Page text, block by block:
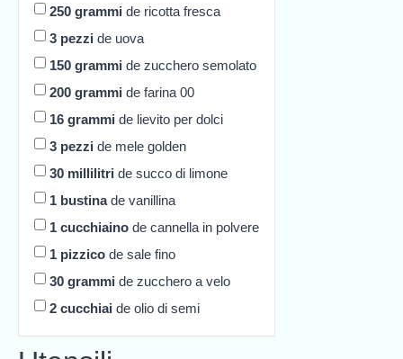
250 grammi de ricotta fresca
3 pezzi de uova
150 grammi de zucchero semolato
200 grammi de farina 00
16 grammi de lievito per dolci
3 pezzi de mele golden
30 millilitri de succo di limone
1 bustinade vanillina
1 cucchiaino de cannella in polvere
1 pizzico de sale fino
30 grammi de zucchero a velo
2 cucchiai de olio di semi